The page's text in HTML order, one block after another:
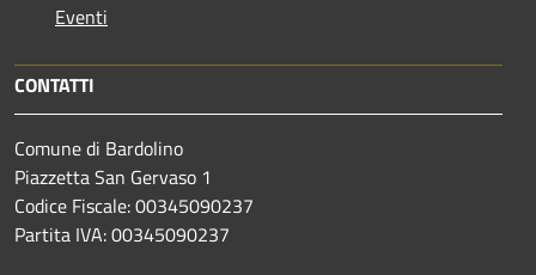
Eventi
CONTATTI
Comune di Bardolino
Piazzetta San Gervaso 1
Codice Fiscale: 00345090237
Partita IVA: 00345090237